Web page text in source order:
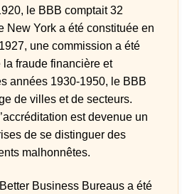
le BBB comptait 32
New York a été constituée en
une commission a été
fraude financière et
années 1930-1950, le BBB
de villes et de secteurs.
est devenue un
de se distinguer des
malhonnêtes.
Business Bureaus a été